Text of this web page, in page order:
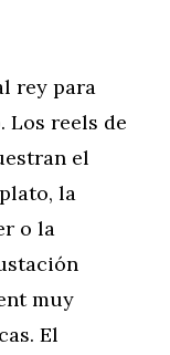
rey para
Los reels de
el
la
o la
muy
El